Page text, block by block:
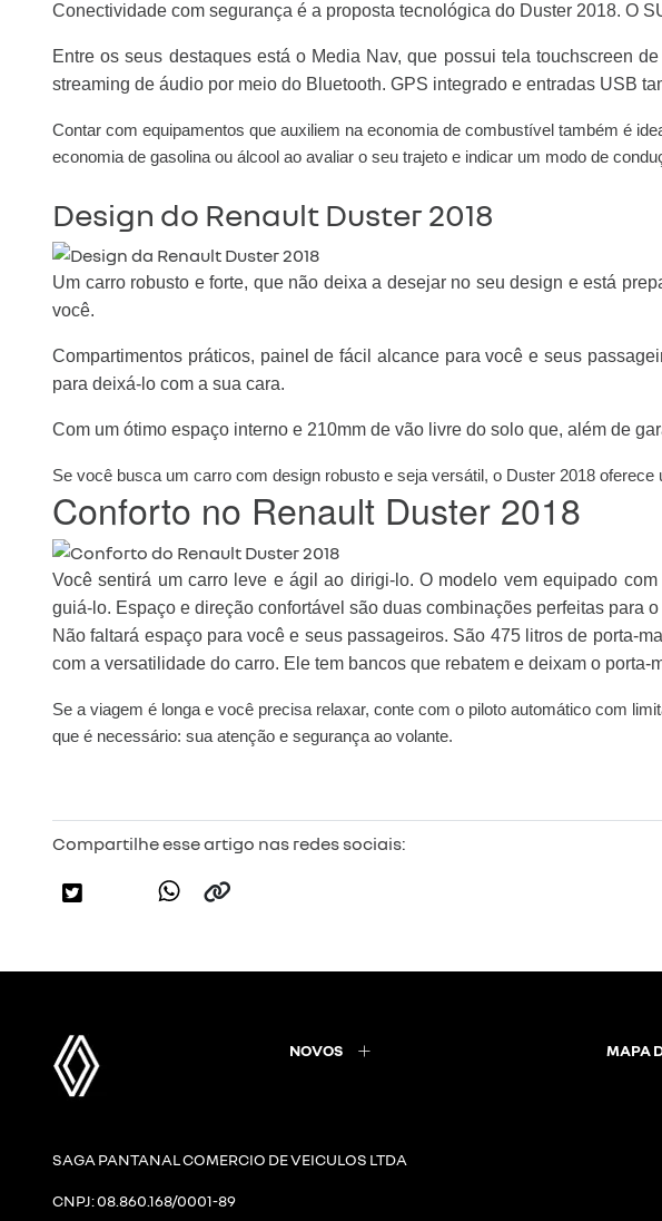
Conectividade com segurança é a proposta tecnológica do Duster 2018. O
Entre os seus destaques está o Media Nav, que possui tela touchscreen
streaming de áudio por meio do Bluetooth. GPS integrado e entradas USB
Contar com equipamentos que auxiliem na economia de combustível também é
economia de gasolina ou álcool ao avaliar o seu trajeto e indicar um modo de
Design do Renault Duster 2018
Um carro robusto e forte, que não deixa a desejar no seu design e está
você.
Compartimentos práticos, painel de fácil alcance para você e seus
para deixá-lo com a sua cara.
Com um ótimo espaço interno e 210mm de vão livre do solo que, além de
Se você busca um carro com design robusto e seja versátil, o Duster 2018
Conforto no Renault Duster 2018
Você sentirá um carro leve e ágil ao dirigi-lo. O modelo vem equipado
guiá-lo. Espaço e direção confortável são duas combinações perfeitas para o
Não faltará espaço para você e seus passageiros. São 475 litros de porta-
com a versatilidade do carro. Ele tem bancos que rebatem e deixam o porta-
Se a viagem é longa e você precisa relaxar, conte com o piloto automático com
que é necessário: sua atenção e segurança ao volante.
Compartilhe esse artigo nas redes sociais:
NOVOS MAPA
SAGA PANTANAL COMERCIO DE VEICULOS LTDA
CNPJ: 08.860.168/0001-89